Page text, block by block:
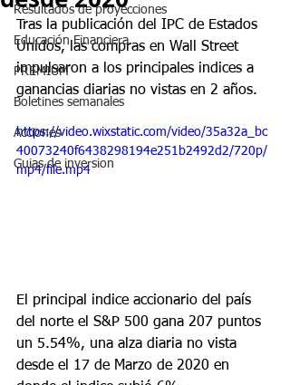
Resultados de proyecciones
Educación Financiera
PREMIUM
Boletines semanales
Acciones
Guias de inversion
Tras la publicación del IPC de Estados
Unidos, las compras en Wall Street
impulsaron a los principales indices a
ganancias diarias no vistas en 2 años.
https://video.wixstatic.com/video/35a32a_bc
40073240f6438298194e251b2492d2/720p/
mp4/file.mp4
El principal indice accionario del país
del norte el S&P 500 gana 207 puntos
un 5.54%, una alza diaria no vista
desde el 17 de Marzo de 2020 en